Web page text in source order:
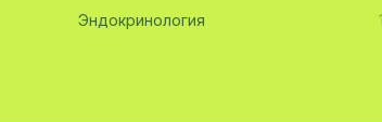
Репродуктология
Эндокринология 1